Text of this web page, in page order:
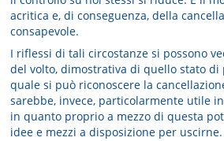
acritica e, di conseguenza, della
consapevole.
I riflessi di tali circostanze si possono
del volto, dimostrativa di quello stato di
quale si può riconoscere la
sarebbe, invece, particolarmente utile
in quanto proprio a mezzo di questa
idee e mezzi a disposizione per uscirne.